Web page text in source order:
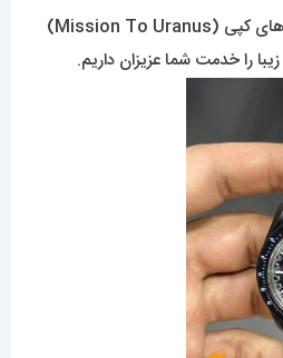
در اینجا قصد معرفی ساعتِ های کپی (Mission To Uranus)
را خدمت شما عزیزان داریم.